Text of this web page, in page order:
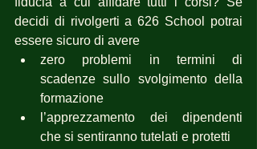
decidi di rivolgerti a 626 School potrai
essere sicuro di avere
zero problemi in termini di
scadenze sullo svolgimento della
formazione
l’apprezzamento dei dipendenti
che si sentiranno tutelati e protetti